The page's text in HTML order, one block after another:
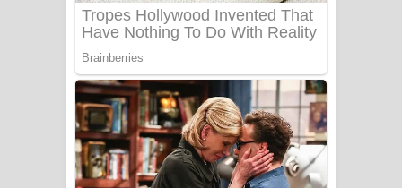
UNUHUMA Song Lyrics - උණුහුම
Katakara Song Lyrics - කටකාර ගීතයේ
පද පෙළ
Tharu Yaye Dilena Song Lyrics - තරු